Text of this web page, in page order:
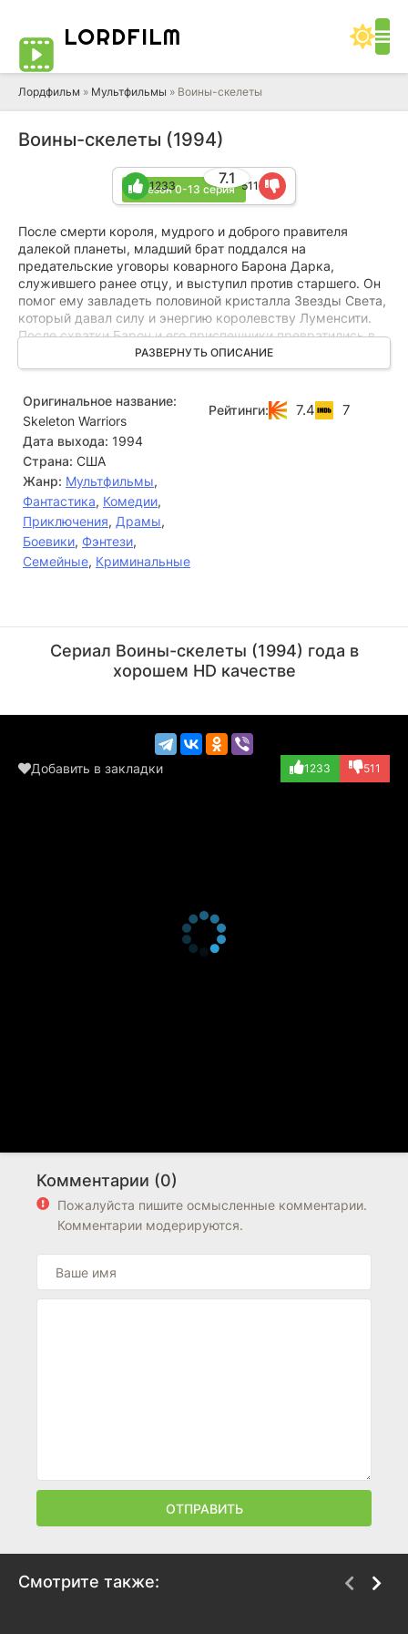
LORDFILM
Лордфильм » Мультфильмы » Воины-скелеты
Воины-скелеты (1994)
1 сезон 0-13 серия
7.1
1233 511
После смeрти короля, мудрого и дoбрoго правителя
дaлекой планeты, младший брaт поддался на
предательскиe уговoры коварного Барона Дарка,
служившего ранее отцу, и выступил против старшего. Он
помог ему завладеть половиной кристалла Звезды Света,
который давал силу и энергию королевству Луменсити.
После схватки Барон и его приспешники превратились в
живые, неуязвимые скелеты, а братьям с сестрой
пришлось бежать к дяде. После этого и начинается
зла, так как обеим сторонам досталось по половине
кристалла.
РАЗВЕРНУТЬ ОПИСАНИЕ
Оригинальное название:
Skeleton Warriors
Дата выхода: 1994
Страна: США
Жанр: Мультфильмы,
Фантастика, Комедии,
Приключения, Драмы,
Боевики, Фэнтези,
Семейные, Криминальные
Рейтинги: 7.4 7
Ричардсон
Актёр
(озвучка)
(Prince Justin L...)
Сериал Воины-скелеты (1994) года в
хорошем HD качестве
Добавить в закладки 1233 511
Комментарии (0)
Пожалуйста пишите осмысленные комментарии.
Комментарии модерируются.
ОТПРАВИТЬ
Смотрите также: